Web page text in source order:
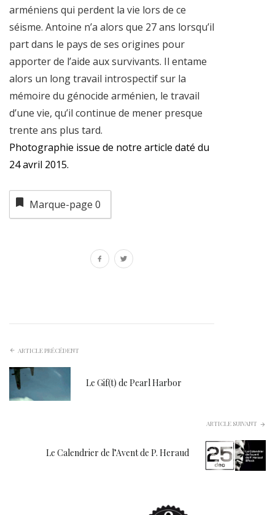
arméniens qui perdent la vie lors de ce
séisme. Antoine n’a alors que 27 ans lorsqu’il
part dans le pays de ses origines pour
apporter de l’aide aux survivants. Il entame
alors un long travail introspectif sur la
mémoire du génocide arménien, le travail
d’une vie, qu’il continue de mener presque
trente ans plus tard.
Photographie issue de notre article daté du
24 avril 2015.
Marque-page 0
ARTICLE PRÉCÉDENT
Le Gif(t) de Pearl Harbor
ARTICLE SUIVANT
Le Calendrier de l’Avent de P. Heraud